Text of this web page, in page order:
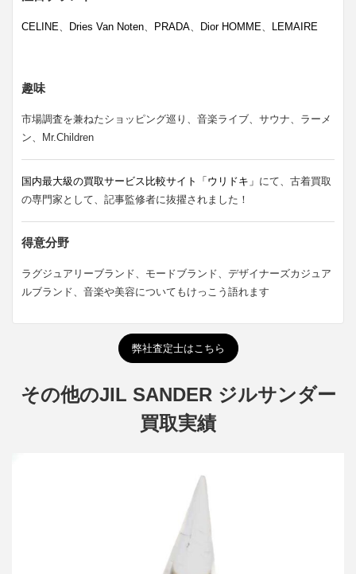
CELINE、 Dries Van Noten、 PRADA、 Dior HOMME、 LEMAIRE
趣味
市場調査を兼ねたショッピング巡り、音楽ライブ、サウナ、ラーメ
ン、Mr.Children
国内最大級の買取サービス比較サイト「ウリドキ」 にて、古着買取
の専門家として、記事監修者に抜擢されました！
得意分野
ラグジュアリーブランド、モードブランド、デザイナーズカジュア
ルブランド、音楽や美容についてもけっこう語れます
弊社査定士はこちら
その他のJIL SANDER ジルサンダー
買取実績